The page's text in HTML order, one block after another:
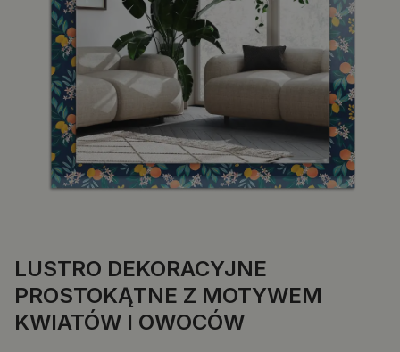
LUSTRO DEKORACYJNE
PROSTOKĄTNE Z MOTYWEM
KWIATÓW I OWOCÓW